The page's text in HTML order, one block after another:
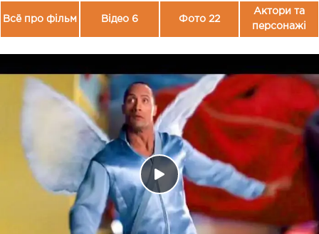
Всё про фільм Відео 6 Фото 22
Актори та
персонажі